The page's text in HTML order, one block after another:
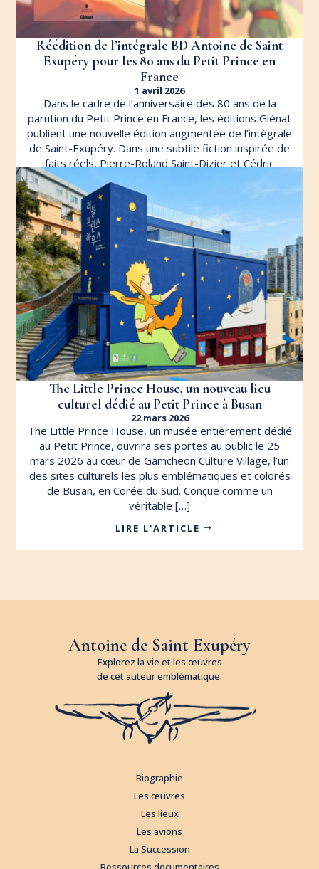
Réédition de l’intégrale BD Antoine de Saint
Exupéry pour les 80 ans du Petit Prince en
France
1 avril 2026
Dans le cadre de l’anniversaire des 80 ans de la
parution du Petit Prince en France, les éditions Glénat
publient une nouvelle édition augmentée de l’intégrale
de Saint-Exupéry. Dans une subtile fiction inspirée de
faits réels, Pierre-Roland Saint-Dizier et Cédric
Fernandez proposent de retracer l’histoire de
l’Aéropostale […]
LIRE L'ARTICLE
The Little Prince House, un nouveau lieu
culturel dédié au Petit Prince à Busan
22 mars 2026
The Little Prince House, un musée entièrement dédié
au Petit Prince, ouvrira ses portes au public le 25
mars 2026 au cœur de Gamcheon Culture Village, l’un
des sites culturels les plus emblématiques et colorés
de Busan, en Corée du Sud. Conçue comme un
véritable […]
LIRE L'ARTICLE
Antoine de Saint Exupéry
Explorez la vie et les œuvres
de cet auteur emblématique.
Biographie
Les œuvres
Les lieux
Les avions
La Succession